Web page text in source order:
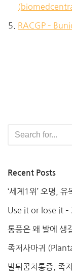
RACGP –
Recent Posts
‘세계1위’ 오명,
Use it or lose it –
통풍은 왜 발에 생
족저사마귀
발뒤꿈치통증, 족